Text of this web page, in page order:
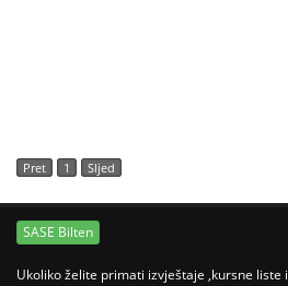
Pret 1 Sljed
SASE Bilten
Ukoliko želite primati izvještaje ,kursne